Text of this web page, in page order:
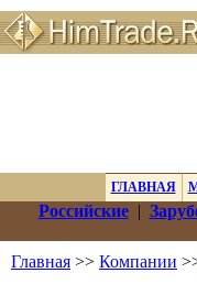
ГЛАВНАЯ
Российские|
Главная >> Компании